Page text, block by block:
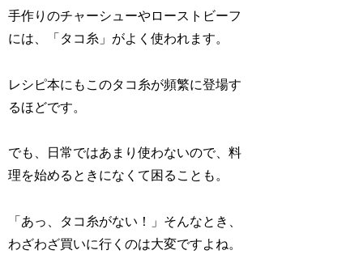
手作りのチャーシューやローストビーフ
には、「タコ糸」がよく使われます。
レシピ本にもこのタコ糸が頻繁に登場す
るほどです。
でも、日常ではあまり使わないので、料
理を始めるときになくて困ることも。
「あっ、タコ糸がない！」そんなとき、
わざわざ買いに行くのは大変ですよね。